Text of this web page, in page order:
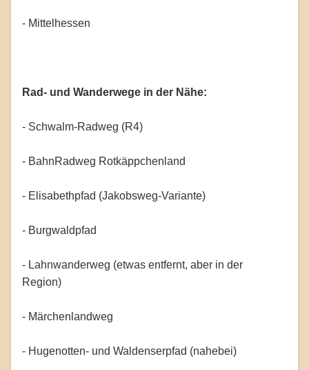
- Mittelhessen
Rad- und Wanderwege in der Nähe:
- Schwalm-Radweg (R4)
- BahnRadweg Rotkäppchenland
- Elisabethpfad (Jakobsweg-Variante)
- Burgwaldpfad
- Lahnwanderweg (etwas entfernt, aber in der
Region)
- Märchenlandweg
- Hugenotten- und Waldenserpfad (nahebei)